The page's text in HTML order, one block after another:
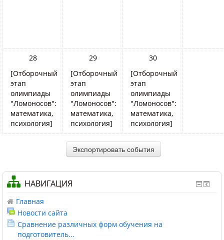
28
[Отборочный
этап
олимпиады
"Ломоносов":
математика,
психология]
29
[Отборочный
этап
олимпиады
"Ломоносов":
математика,
психология]
30
[Отборочный
этап
олимпиады
"Ломоносов":
математика,
психология]
НАВИГАЦИЯ
Главная
Новости сайта
Сравнение различных форм обучения на
подготовитель...